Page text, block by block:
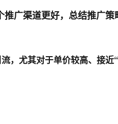
广渠道更好，总结推广策
，尤其对于单价较高、接近